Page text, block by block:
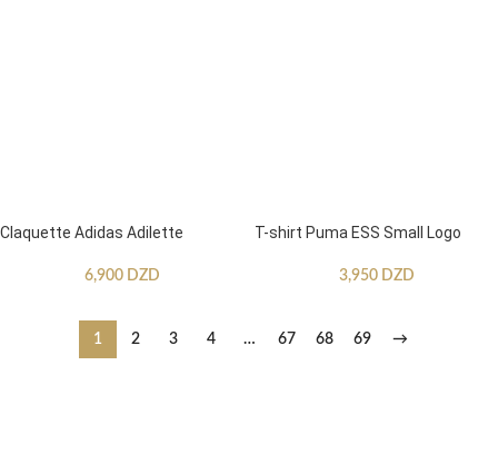
Claquette Adidas Adilette
6,900 DZD
T-shirt Puma ESS Small Logo
3,950 DZD
1 2 3 4 … 67 68 69 →